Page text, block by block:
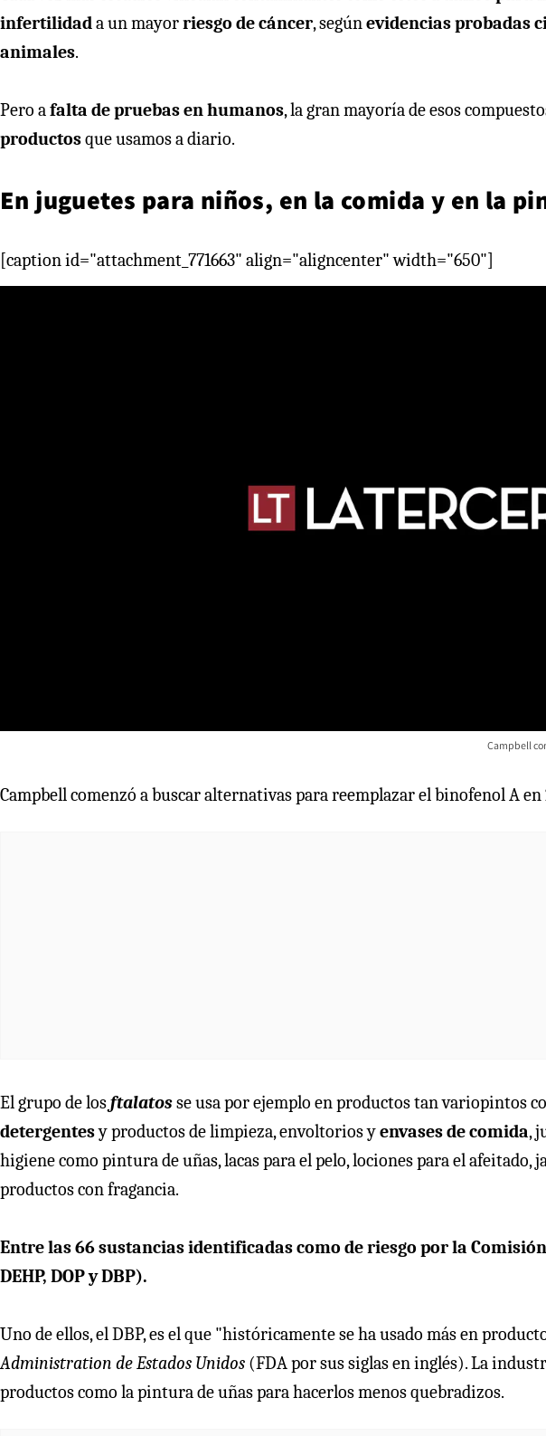
infertilidada un mayorriesgo de cáncer, segúnevidencias probadas
animales.
Pero afalta de pruebas en humanos, la gran mayoría de esos
productosque usamos a diario.
En juguetes para niños, en la comida y en la
[caption id="attachment_771663" align="aligncenter" width="650"]
Campbell
Campbell comenzó a buscar alternativas para reemplazar el binofenol A
El grupo de losftalatosse usa por ejemplo en productos tan variopintos
detergentesy productos de limpieza, envoltorios yenvases de comida,
higiene como pintura de uñas, lacas para el pelo, lociones para el afeitado,
productos con fragancia.
Entre las 66 sustancias identificadas como de riesgo por la
DEHP, DOP y DBP).
Uno de ellos, el DBP, es el que "históricamente se ha usado más en
Administration de Estados Unidos (FDA por sus siglas en inglés). La
productos como la pintura de uñas para hacerlos menos quebradizos.